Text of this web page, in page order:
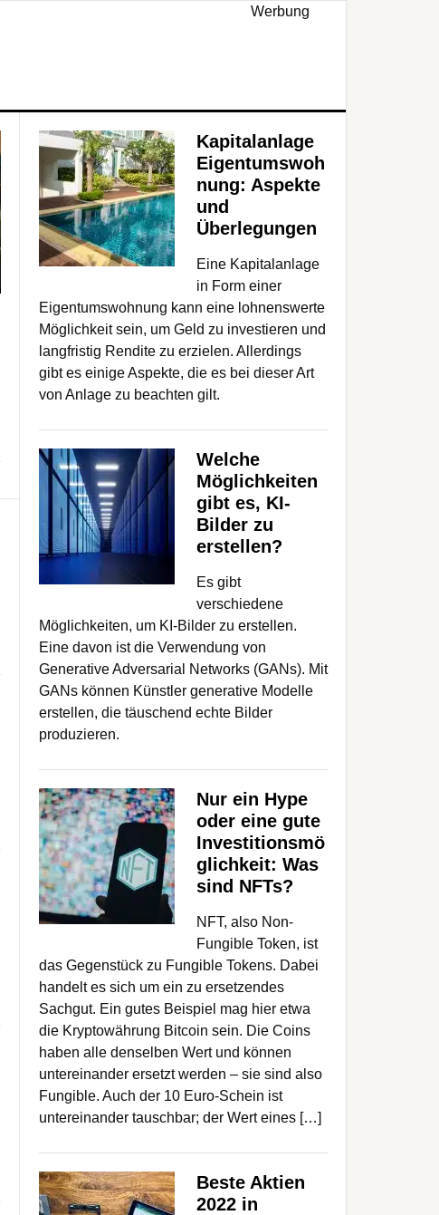
Werbung
Kapitalanlage
Eigentumswoh
nung: Aspekte
und
Überlegungen
Eine Kapitalanlage
in Form einer
Eigentumswohnung kann eine lohnenswerte
Möglichkeit sein, um Geld zu investieren und
langfristig Rendite zu erzielen. Allerdings
gibt es einige Aspekte, die es bei dieser Art
von Anlage zu beachten gilt.
Welche
Möglichkeiten
gibt es, KI-
Bilder zu
erstellen?
Es gibt
verschiedene
Möglichkeiten, um KI-Bilder zu erstellen.
Eine davon ist die Verwendung von
Generative Adversarial Networks (GANs). Mit
GANs können Künstler generative Modelle
erstellen, die täuschend echte Bilder
produzieren.
Nur ein Hype
oder eine gute
Investitionsmö
glichkeit: Was
sind NFTs?
NFT, also Non-
Fungible Token, ist
das Gegenstück zu Fungible Tokens. Dabei
handelt es sich um ein zu ersetzendes
Sachgut. Ein gutes Beispiel mag hier etwa
die Kryptowährung Bitcoin sein. Die Coins
haben alle denselben Wert und können
untereinander ersetzt werden – sie sind also
Fungible. Auch der 10 Euro-Schein ist
untereinander tauschbar; der Wert eines […]
Beste Aktien
2022 in